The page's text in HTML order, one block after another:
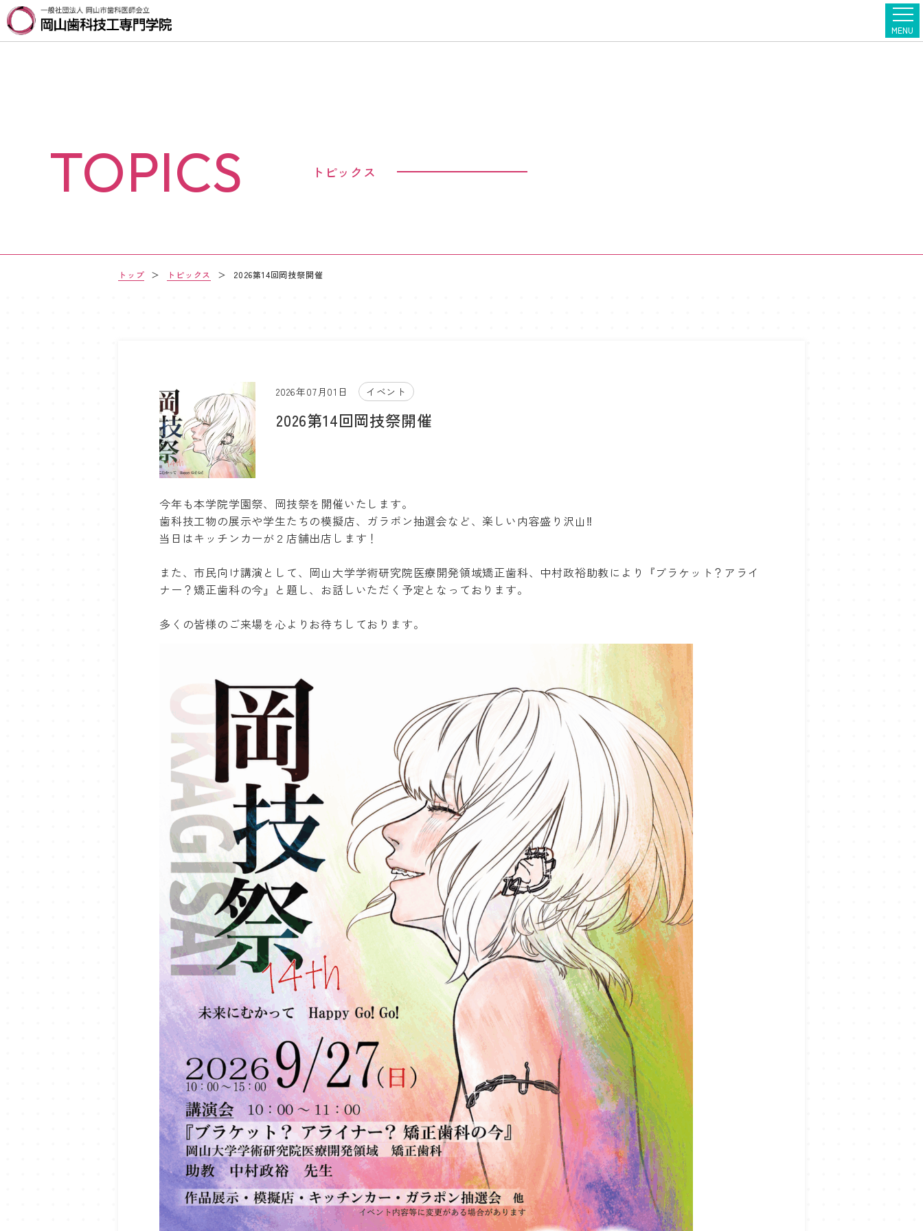
TOPICS トピックス
トップ ＞ トピックス ＞ 2026第14回岡技祭開催
2026年07月01日 イベント
2026第14回岡技祭開催
今年も本学院学園祭、岡技祭を開催いたします。
歯科技工物の展示や学生たちの模擬店、ガラポン抽選会など、楽しい内容盛り沢山‼
当日はキッチンカーが２店舗出店します！
また、市民向け講演として、岡山大学学術研究院医療開発領域矯正歯科、中村政裕助教により『ブラケット？アライ
ナー？矯正歯科の今』と題し、お話しいただく予定となっております。
多くの皆様のご来場を心よりお待ちしております。